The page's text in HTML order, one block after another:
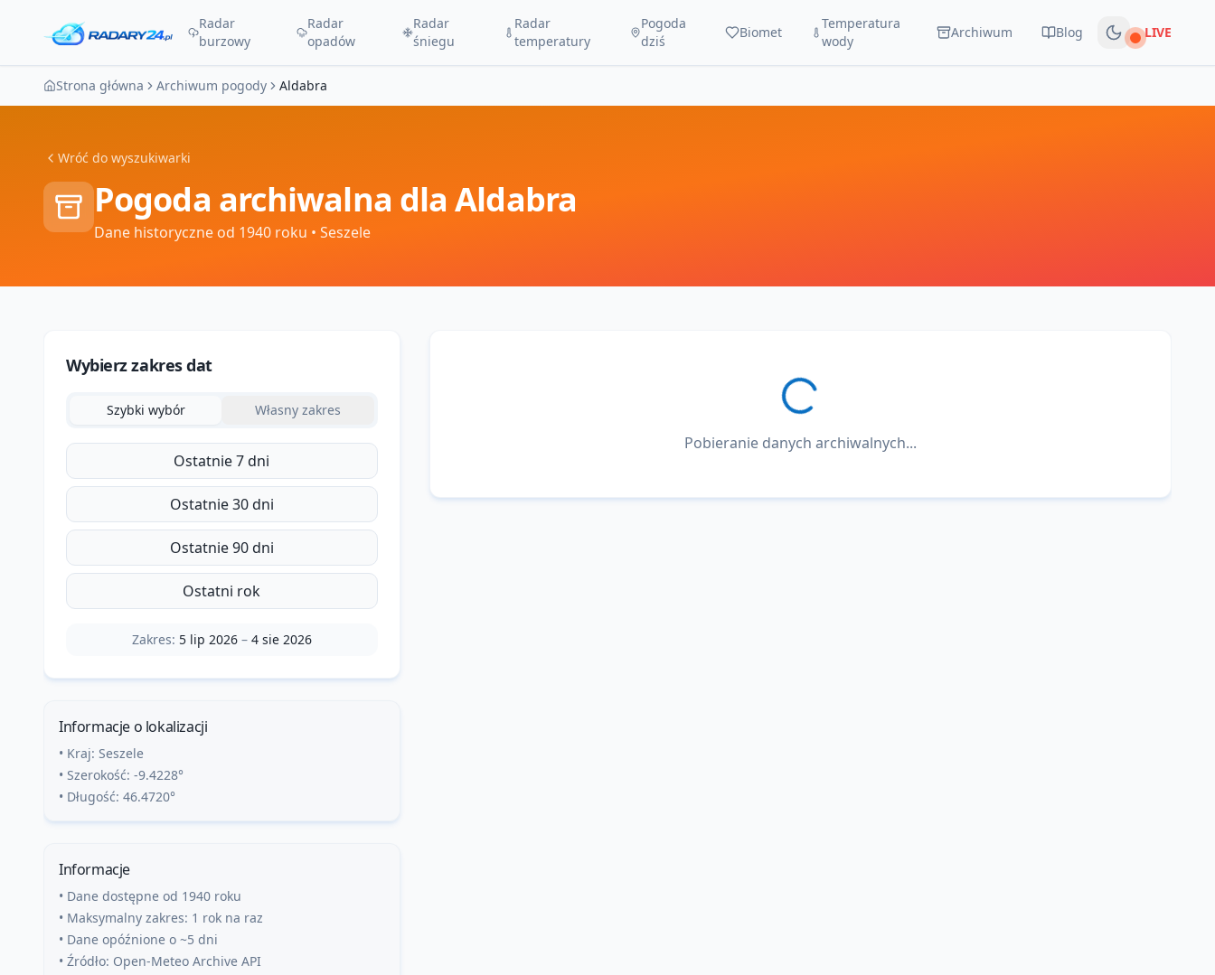
Radar
burzowy
Radar
opadów
Radar
śniegu
Radar
temperatury
Pogoda
dziś
Biomet
Temperatura
wody
Archiwum Blog Na żywo
LIVE
Strona główna Archiwum pogody Aldabra
Wróć do wyszukiwarki
Pogoda archiwalna dlaAldabra
Dane historyczne od 1940 roku • Seszele
Wybierz zakres dat
Szybki wybór Własny zakres
Ostatnie 7 dni
Ostatnie 30 dni
Ostatnie 90 dni
Ostatni rok
Zakres: 5 lip 2026– 4 sie 2026
Informacje o lokalizacji
• Kraj: Seszele
• Szerokość: -9.4228°
• Długość: 46.4720°
Informacje
• Dane dostępne od 1940 roku
• Maksymalny zakres: 1 rok na raz
• Dane opóźnione o ~5 dni
• Źródło: Open-Meteo Archive API
Pobieranie danych archiwalnych...